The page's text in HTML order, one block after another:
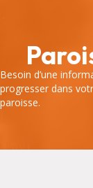
Besoin d’une
progresser dans
paroisse.